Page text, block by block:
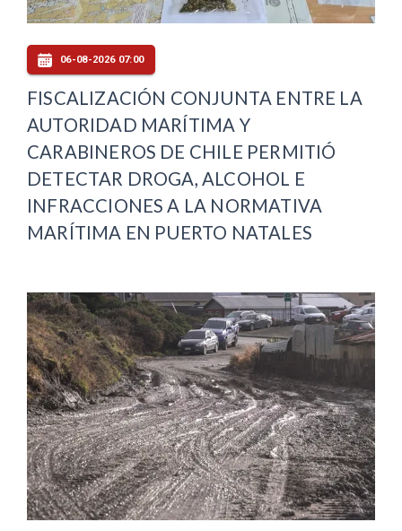
06-08-2026 07:00
FISCALIZACIÓN CONJUNTA ENTRE LA
AUTORIDAD MARÍTIMA Y
CARABINEROS DE CHILE PERMITIÓ
DETECTAR DROGA, ALCOHOL E
INFRACCIONES A LA NORMATIVA
MARÍTIMA EN PUERTO NATALES